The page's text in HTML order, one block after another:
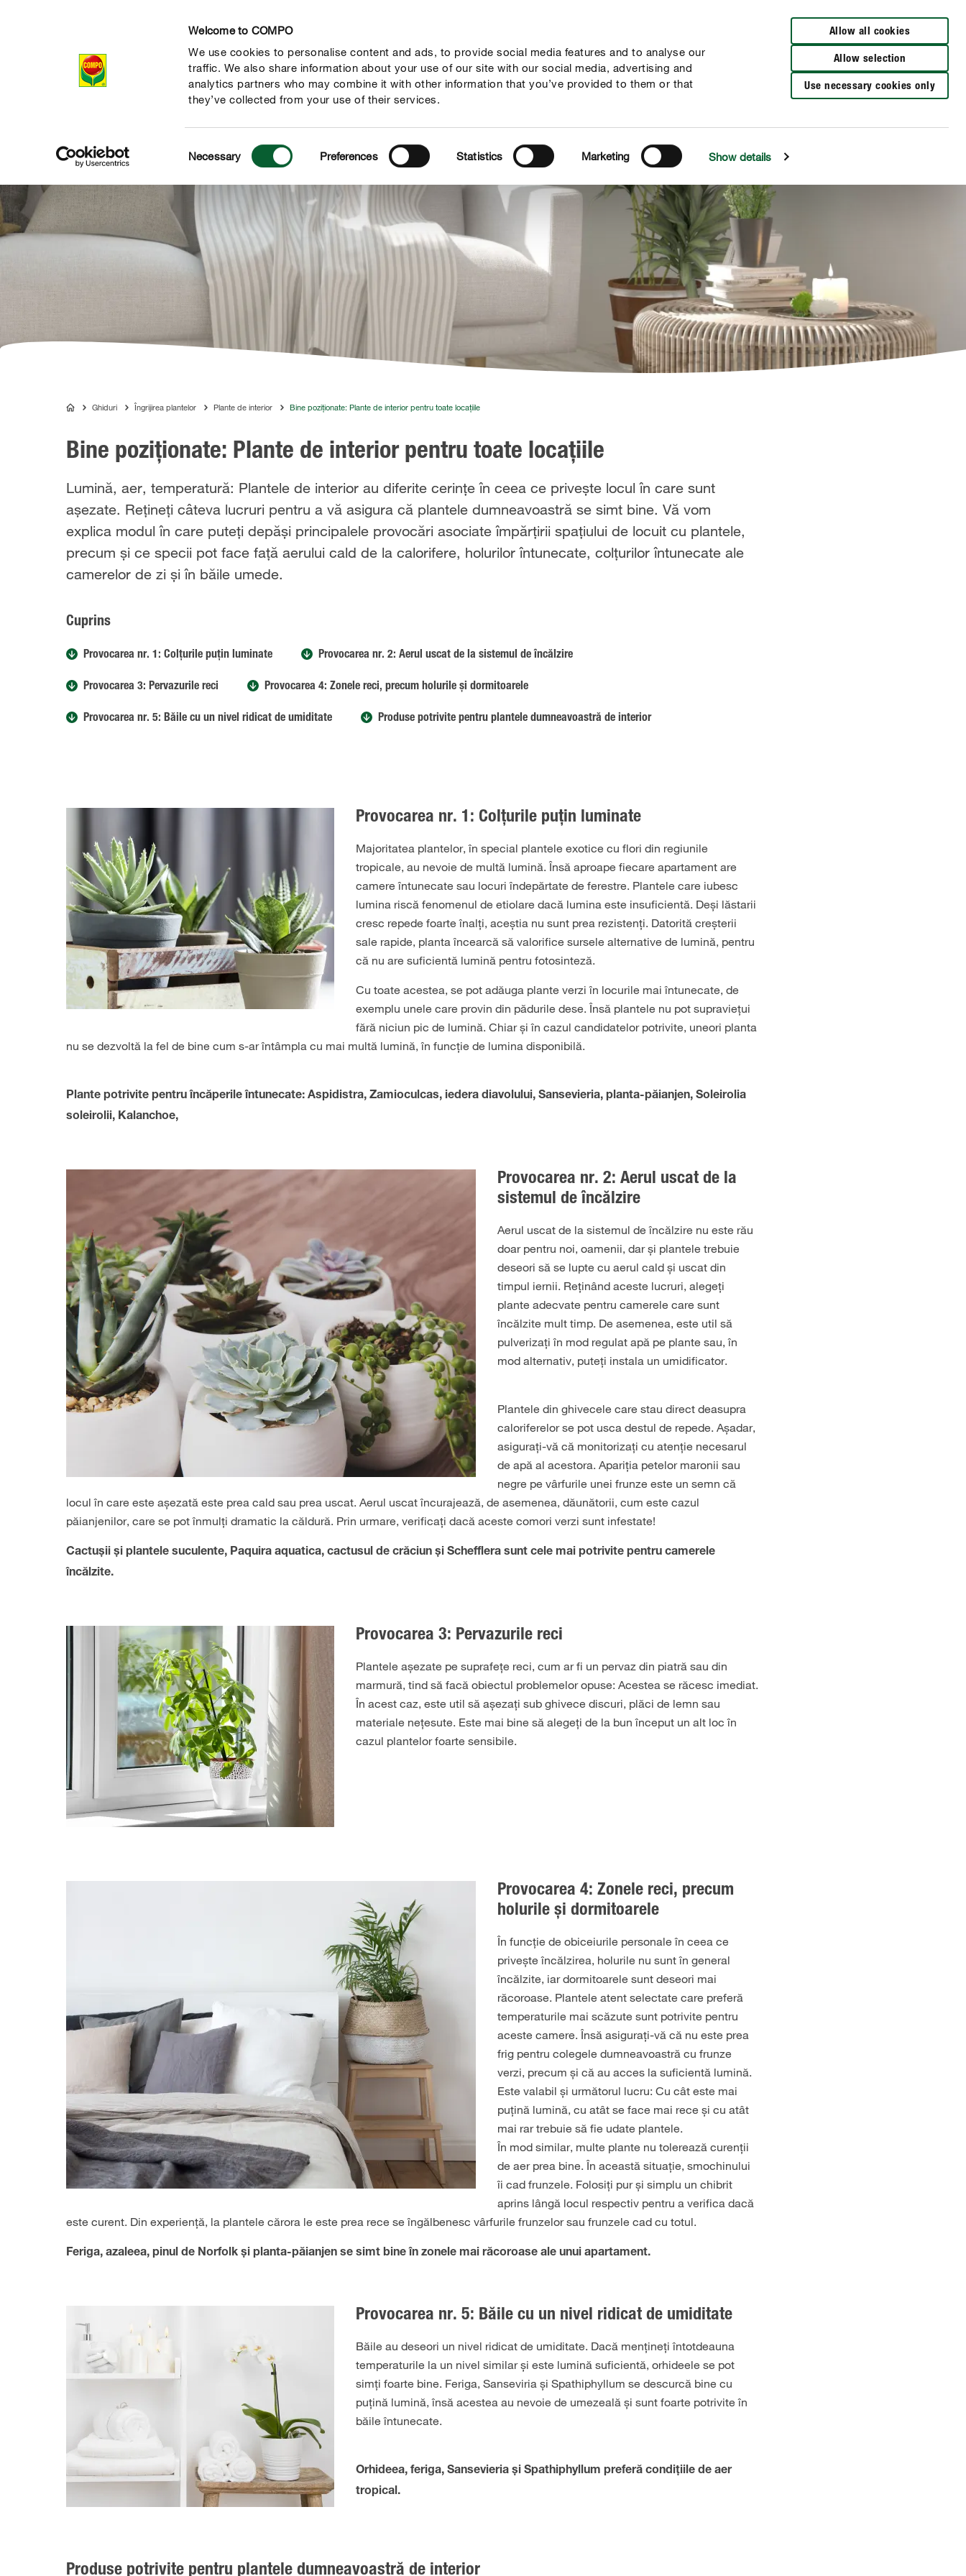
Welcome to COMPO
We use cookies to personalise content and ads, to provide social media features and to analyse our
traffic. We also share information about your use of our site with our social media, advertising and
analytics partners who may combine it with other information that you’ve provided to them or that
they’ve collected from your use of their services.
Selection
Necessary Preferences Statistics Marketing Show details
Allow all cookies
Allow selection
Use necessary cookies only
Produse Ghiduri Teme Companie
COMPOGhiduri Îngrijirea plantelor Plante de interior Bine poziționate: Plante de interior pentru toate locațiile
Bine poziționate: Plante de interior pentru toate locațiile
Lumină, aer, temperatură: Plantele de interior au diferite cerințe în ceea ce privește locul în care sunt
așezate. Rețineți câteva lucruri pentru a vă asigura că plantele dumneavoastră se simt bine. Vă vom
explica modul în care puteți depăși principalele provocări asociate împărțirii spațiului de locuit cu plantele,
precum și ce specii pot face față aerului cald de la calorifere, holurilor întunecate, colțurilor întunecate ale
camerelor de zi și în băile umede.
Cuprins
Provocarea nr. 1: Colțurile puțin luminate Provocarea nr. 2: Aerul uscat de la sistemul de încălzire
Provocarea 3: Pervazurile reci Provocarea 4: Zonele reci, precum holurile și dormitoarele
Provocarea nr. 5: Băile cu un nivel ridicat de umiditate Produse potrivite pentru plantele dumneavoastră de interior
Provocarea nr. 1: Colțurile puțin luminate
Majoritatea plantelor, în special plantele exotice cu flori din regiunile
tropicale, au nevoie de multă lumină. Însă aproape fiecare apartament are
camere întunecate sau locuri îndepărtate de ferestre. Plantele care iubesc
lumina riscă fenomenul de etiolare dacă lumina este insuficientă. Deși lăstarii
cresc repede foarte înalți, aceștia nu sunt prea rezistenți. Datorită creșterii
sale rapide, planta încearcă să valorifice sursele alternative de lumină, pentru
că nu are suficientă lumină pentru fotosinteză.
Cu toate acestea, se pot adăuga plante verzi în locurile mai întunecate, de
exemplu unele care provin din pădurile dese. Însă plantele nu pot supraviețui
fără niciun pic de lumină. Chiar și în cazul candidatelor potrivite, uneori planta
nu se dezvoltă la fel de bine cum s-ar întâmpla cu mai multă lumină, în funcție de lumina disponibilă.
Plante potrivite pentru încăperile întunecate: Aspidistra, Zamioculcas, iedera diavolului, Sansevieria, planta-păianjen, Soleirolia
soleirolii, Kalanchoe,
Provocarea nr. 2: Aerul uscat de la
sistemul de încălzire
Aerul uscat de la sistemul de încălzire nu este rău
doar pentru noi, oamenii, dar și plantele trebuie
deseori să se lupte cu aerul cald și uscat din
timpul iernii. Reținând aceste lucruri, alegeți
plante adecvate pentru camerele care sunt
încălzite mult timp. De asemenea, este util să
pulverizați în mod regulat apă pe plante sau, în
mod alternativ, puteți instala un umidificator.
Plantele din ghivecele care stau direct deasupra
caloriferelor se pot usca destul de repede. Așadar,
asigurați-vă că monitorizați cu atenție necesarul
de apă al acestora. Apariția petelor maronii sau
negre pe vârfurile unei frunze este un semn că
locul în care este așezată este prea cald sau prea uscat. Aerul uscat încurajează, de asemenea, dăunătorii, cum este cazul
păianjenilor, care se pot înmulți dramatic la căldură. Prin urmare, verificați dacă aceste comori verzi sunt infestate!
Cactușii și plantele suculente, Paquira aquatica, cactusul de crăciun și Schefflera sunt cele mai potrivite pentru camerele
încălzite.
Provocarea 3: Pervazurile reci
Plantele așezate pe suprafețe reci, cum ar fi un pervaz din piatră sau din
marmură, tind să facă obiectul problemelor opuse: Acestea se răcesc imediat.
În acest caz, este util să așezați sub ghivece discuri, plăci de lemn sau
materiale nețesute. Este mai bine să alegeți de la bun început un alt loc în
cazul plantelor foarte sensibile.
Provocarea 4: Zonele reci, precum
holurile și dormitoarele
În funcție de obiceiurile personale în ceea ce
privește încălzirea, holurile nu sunt în general
încălzite, iar dormitoarele sunt deseori mai
răcoroase. Plantele atent selectate care preferă
temperaturile mai scăzute sunt potrivite pentru
aceste camere. Însă asigurați-vă că nu este prea
frig pentru colegele dumneavoastră cu frunze
verzi, precum și că au acces la suficientă lumină.
Este valabil și următorul lucru: Cu cât este mai
puțină lumină, cu atât se face mai rece și cu atât
mai rar trebuie să fie udate plantele.
În mod similar, multe plante nu tolerează curenții
de aer prea bine. În această situație, smochinului
îi cad frunzele. Folosiți pur și simplu un chibrit
aprins lângă locul respectiv pentru a verifica dacă
este curent. Din experiență, la plantele cărora le este prea rece se îngălbenesc vârfurile frunzelor sau frunzele cad cu totul.
Feriga, azaleea, pinul de Norfolk și planta-păianjen se simt bine în zonele mai răcoroase ale unui apartament.
Provocarea nr. 5: Băile cu un nivel ridicat de umiditate
Băile au deseori un nivel ridicat de umiditate. Dacă mențineți întotdeauna
temperaturile la un nivel similar și este lumină suficientă, orhideele se pot
simți foarte bine. Feriga, Sanseviria și Spathiphyllum se descurcă bine cu
puțină lumină, însă acestea au nevoie de umezeală și sunt foarte potrivite în
băile întunecate.
Orhideea, feriga, Sansevieria și Spathiphyllum preferă condițiile de aer
tropical.
Produse potrivite pentru plantele dumneavoastră de interior